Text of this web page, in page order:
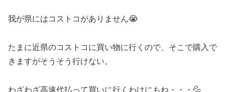
我が県にはコストコがありません😭
たまに近県のコストコに買い物に行くので、そこで購入で
きますがそうそう行けない。
わざわざ高速代払って買いに行くわけにもね・・・💦